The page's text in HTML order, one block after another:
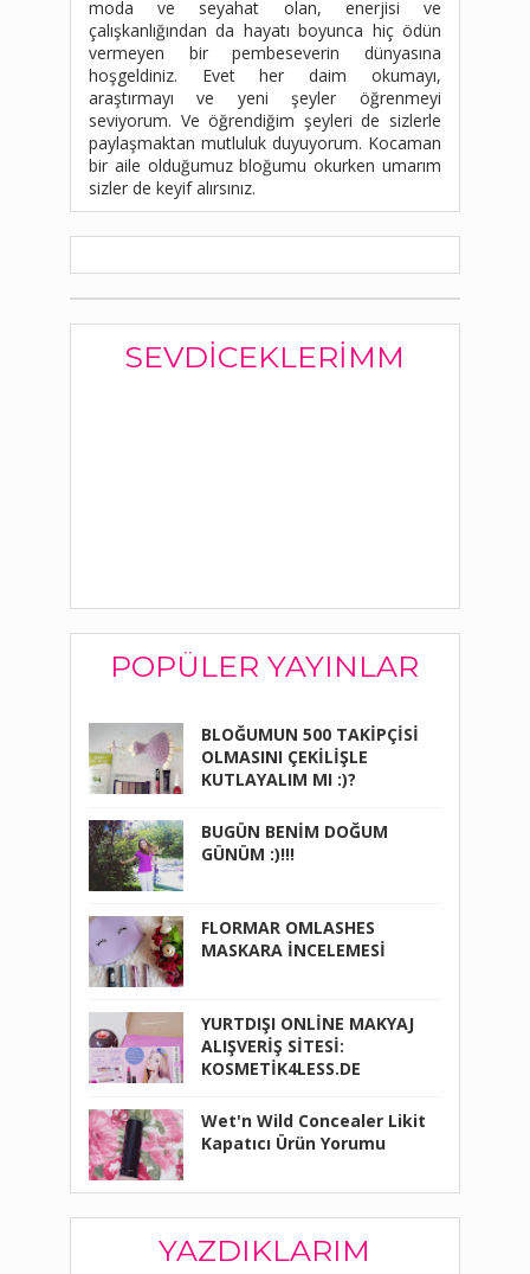
moda ve seyahat olan, enerjisi ve
çalışkanlığından da hayatı boyunca hiç ödün
vermeyen bir pembeseverin dünyasına
hoşgeldiniz. Evet her daim okumayı,
araştırmayı ve yeni şeyler öğrenmeyi
seviyorum. Ve öğrendiğim şeyleri de sizlerle
paylaşmaktan mutluluk duyuyorum. Kocaman
bir aile olduğumuz bloğumu okurken umarım
sizler de keyif alırsınız.
SEVDICEKLERIMM
POPÜLER YAYINLAR
BLOĞUMUN 500 TAKİPÇİSİ
OLMASINI ÇEKİLİŞLE
KUTLAYALIM MI :)?
BUGÜN BENİM DOĞUM
GÜNÜM :)!!!
FLORMAR OMLASHES
MASKARA İNCELEMESİ
YURTDIŞI ONLİNE MAKYAJ
ALIŞVERİŞ SİTESİ:
KOSMETİK4LESS.DE
Wet'n Wild Concealer Likit
Kapatıcı Ürün Yorumu
YAZDIKLARIM